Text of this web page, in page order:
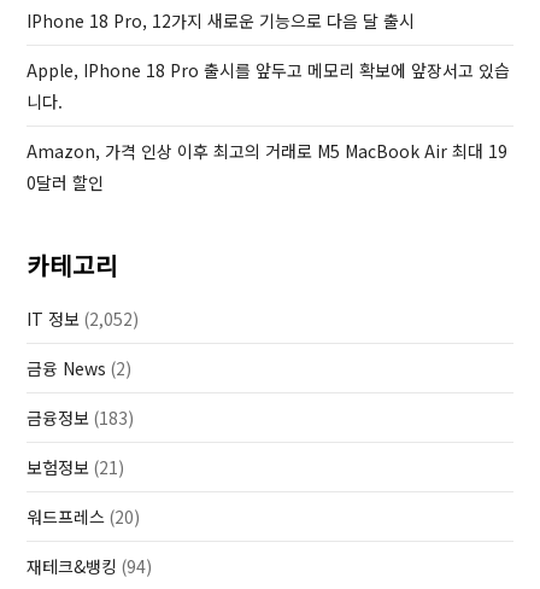
위
도
메
기
IPhone 18 Pro, 12가지 새로운 기능으로 다음 달 출시
Apple, IPhone 18 Pro 출시를 앞두고 메모리 확보에 앞장서고 있습
니다.
Amazon, 가격 인상 이후 최고의 거래로 M5 MacBook Air 최대 19
0달러 할인
카테고리
IT 정보 (2,052)
금융 News (2)
금융정보 (183)
보험정보 (21)
워드프레스 (20)
재테크&뱅킹 (94)